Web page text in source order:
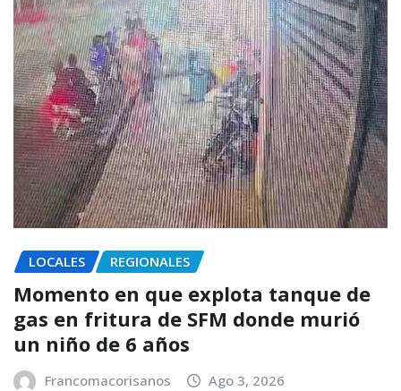
LOCALES REGIONALES
Momento en que explota tanque de
gas en fritura de SFM donde murió
un niño de 6 años
Francomacorisanos Ago 3, 2026